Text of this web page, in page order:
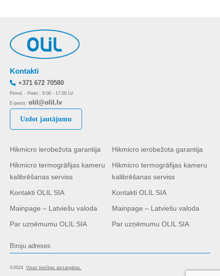
Hikmicro ierobežota garantija
Hikmicro termogrāfijas kameru
kalibrēšanas serviss
Kontakti OLIL SIA
Mainpage – Latviešu valoda
Par uzņēmumu OLIL SIA
Hikmicro ierobežota garantija
Hikmicro termogrāfijas kameru
kalibrēšanas serviss
Kontakti OLIL SIA
Mainpage – Latviešu valoda
Par uzņēmumu OLIL SIA
Kontakti
+371 672 70580
Pirmd. - Piekt.: 9:00 - 17:00 LV
E-pasts: olil@olil.lv
Uzdot jautājumu
Biroju adreses
©2024. Visas tiesības aizsargātas.